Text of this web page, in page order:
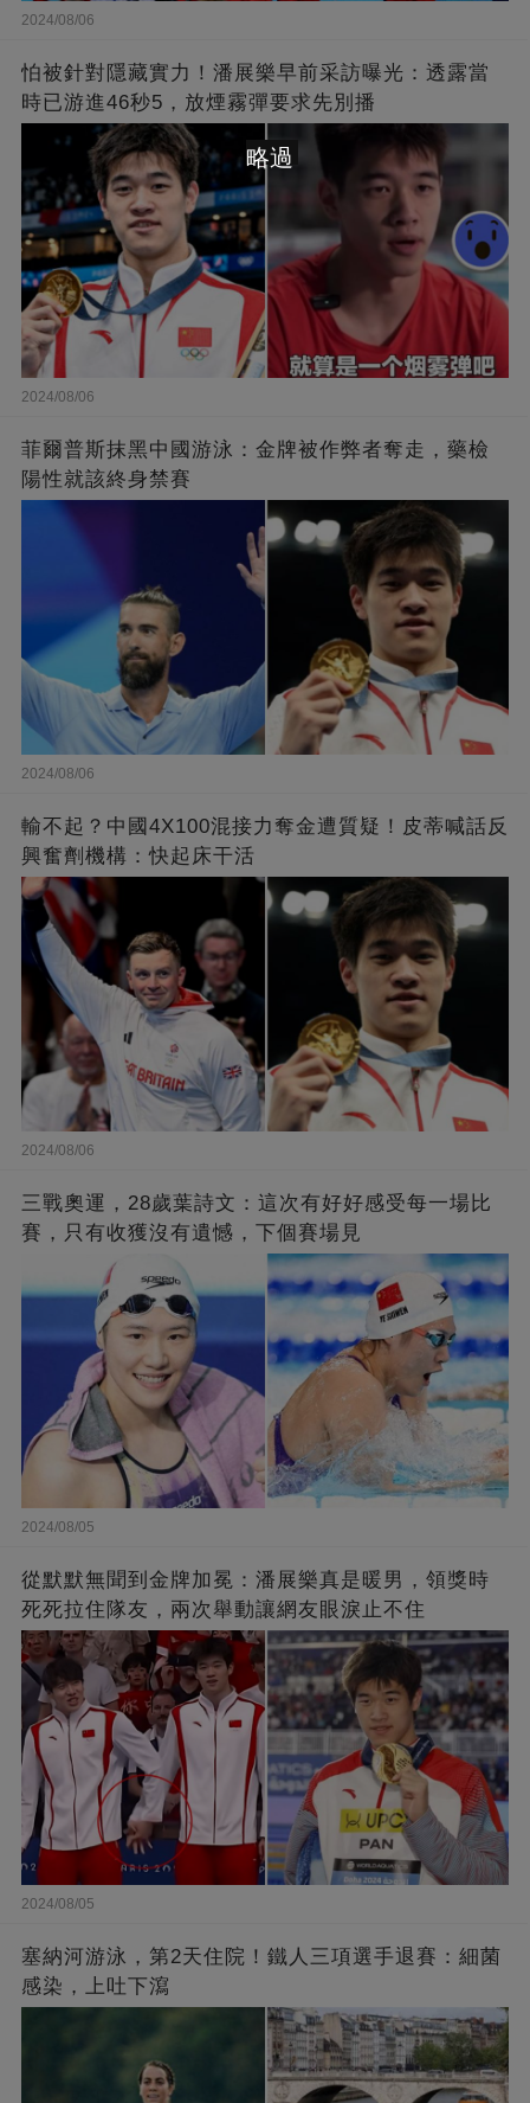
2024/08/06
怕被針對隱藏實力！潘展樂早前采訪曝光：透露當
時已游進46秒5，放煙霧彈要求先別播
2024/08/06
菲爾普斯抹黑中國游泳：金牌被作弊者奪走，藥檢
陽性就該終身禁賽
2024/08/06
輸不起？中國4X100混接力奪金遭質疑！皮蒂喊話反
興奮劑機構：快起床干活
2024/08/06
三戰奧運，28歲葉詩文：這次有好好感受每一場比
賽，只有收獲沒有遺憾，下個賽場見
2024/08/05
從默默無聞到金牌加冕：潘展樂真是暖男，領獎時
死死拉住隊友，兩次舉動讓網友眼淚止不住
2024/08/05
塞納河游泳，第2天住院！鐵人三項選手退賽：細菌
感染，上吐下瀉
略過